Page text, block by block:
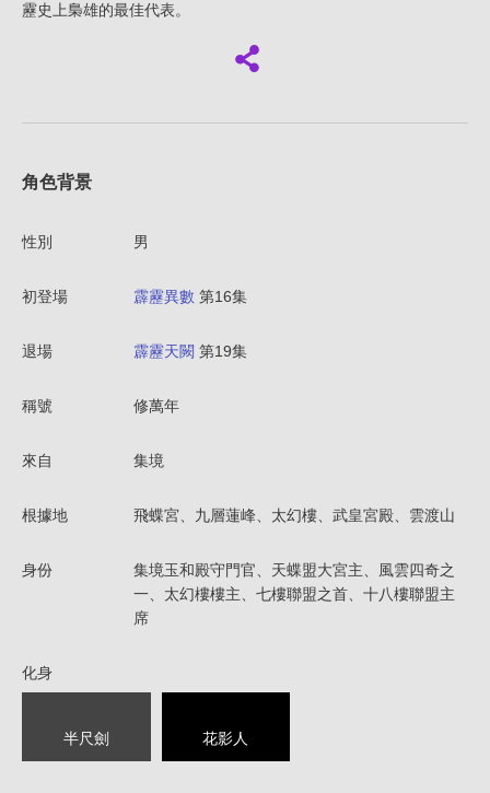
靂史上梟雄的最佳代表。
角色背景
性別 男
初登場 霹靂異數 第16集
退場 霹靂天闕 第19集
稱號 修萬年
來自 集境
根據地 飛蝶宮、九層蓮峰、太幻樓、武皇宮殿、雲渡山
身份
集境玉和殿守門官、天蝶盟大宮主、風雲四奇之
一、太幻樓樓主、七樓聯盟之首、十八樓聯盟主
席
化身
半尺劍 花影人